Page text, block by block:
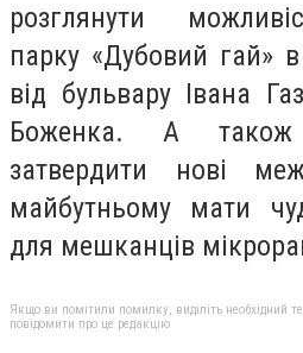
розглянути
парку «Дубовий гай»
від бульвару Івана
Боженка. А також
затвердити нові
майбутньому мати
для мешканців
Якщо ви помітили помилку, виділіть необхідний
повідомити про це редакцію